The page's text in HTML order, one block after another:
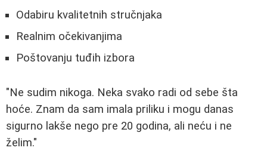
Odabiru kvalitetnih stručnjaka
Realnim očekivanjima
Poštovanju tuđih izbora
"Ne sudim nikoga. Neka svako radi od sebe šta
hoće. Znam da sam imala priliku i mogu danas
sigurno lakše nego pre 20 godina, ali neću i ne
želim."